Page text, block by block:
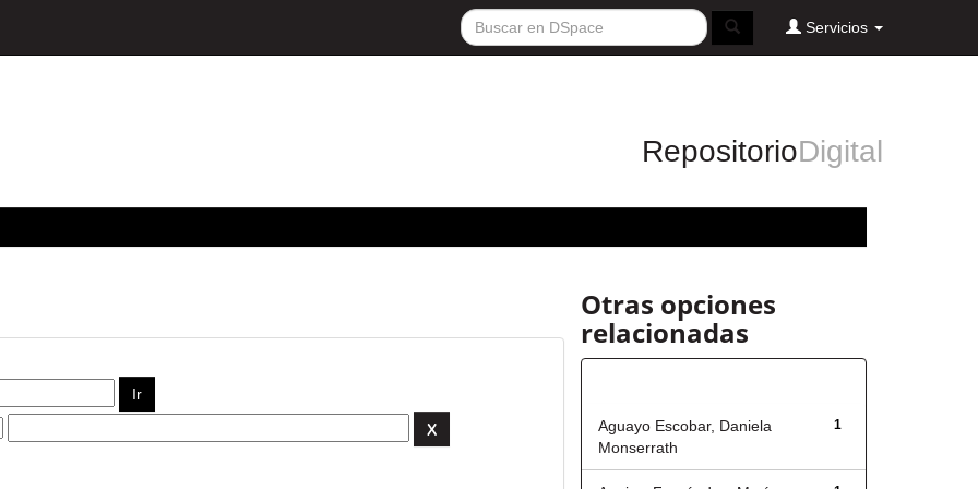
Servicios
RepositorioDigital
Otras opciones
relacionadas
1
Aguayo Escobar, Daniela
Monserrath